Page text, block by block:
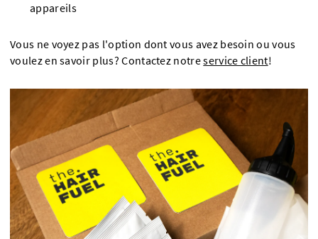
appareils
Vous ne voyez pas l'option dont vous avez besoin ou vous
voulez en savoir plus? Contactez notreservice client!